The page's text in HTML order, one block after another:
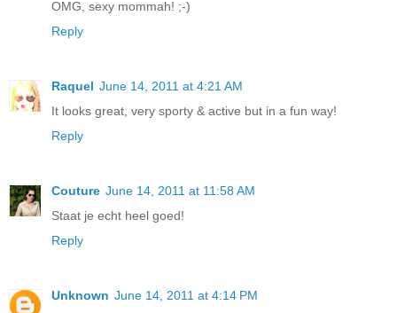
OMG, sexy mommah! ;-)
Reply
Raquel June 14, 2011 at 4:21 AM
It looks great, very sporty & active but in a fun way!
Reply
Couture June 14, 2011 at 11:58 AM
Staat je echt heel goed!
Reply
Unknown June 14, 2011 at 4:14 PM